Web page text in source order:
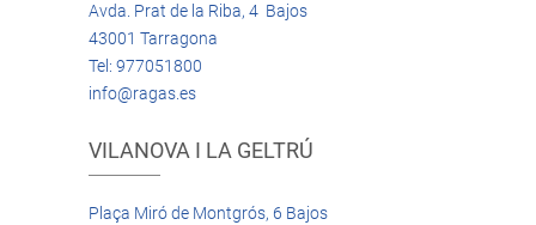
Avda. Prat de la Riba, 4 Bajos
43001 Tarragona
Tel: 977051800
info@ragas.es
VILANOVA I LA GELTRÚ
Plaça Miró de Montgrós, 6 Bajos